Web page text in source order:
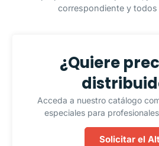
correspondiente y todos
¿Quiere
Acceda a nuestro catálogo
especiales para
Solicitar el